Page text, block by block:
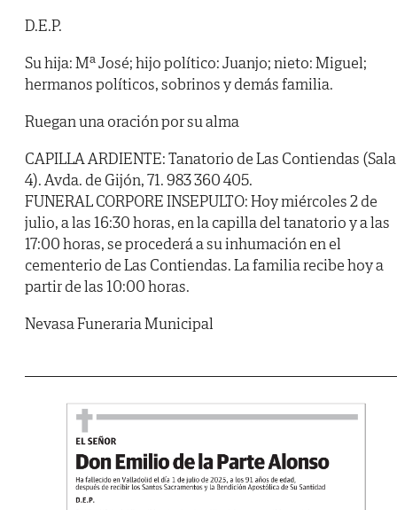
D.E.P.
Su hija: Mª José; hijo político: Juanjo; nieto: Miguel;
hermanos políticos, sobrinos y demás familia.
Ruegan una oración por su alma
CAPILLA ARDIENTE: Tanatorio de Las Contiendas (Sala
4). Avda. de Gijón, 71. 983 360 405.
FUNERAL CORPORE INSEPULTO: Hoy miércoles 2 de
julio, a las 16:30 horas, en la capilla del tanatorio y a las
17:00 horas, se procederá a su inhumación en el
cementerio de Las Contiendas. La familia recibe hoy a
partir de las 10:00 horas.
Nevasa Funeraria Municipal